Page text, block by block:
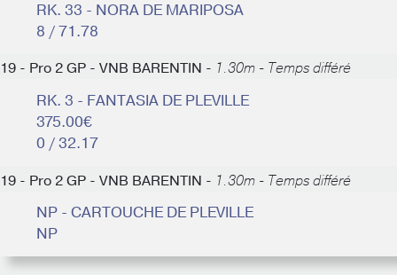
RK. 33 - NORA DE MARIPOSA
8 / 71.78
19 - Pro 2 GP - VNB BARENTIN - 1.30m - Temps différé
RK. 3 - FANTASIA DE PLEVILLE
375.00€
0 / 32.17
19 - Pro 2 GP - VNB BARENTIN - 1.30m - Temps différé
NP - CARTOUCHE DE PLEVILLE
NP